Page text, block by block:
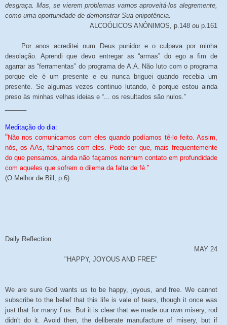
desgraça. Mas, se vierem problemas vamos aproveitá-los alegremente,
como uma oportunidade de demonstrar Sua onipotência.
ALCOÓLICOS ANÔNIMOS, p.148 oup.161
Por anos acreditei num Deus punidor e o culpava por minha
desolação. Aprendi que devo entregar as “armas” do ego a fim de
agarrar as “ferramentas” do programa de A.A. Não luto com o programa
porque ele é um presente e eu nunca briguei quando recebia um
presente. Se algumas vezes continuo lutando, é porque estou ainda
preso às minhas velhas ideias e “... os resultados são nulos.”
Meditação do dia:
“Não nos comunicamos com eles quando podíamos tê-lo feito. Assim,
nós, os AAs, falhamos com eles. Pode ser que, mais frequentemente
do que pensamos, ainda não façamos nenhum contato em profundidade
com aqueles que sofrem o dilema da falta de fé.”
(O Melhor de Bill, p.6)
Daily Reflection
MAY 24
"HAPPY, JOYOUS AND FREE"
We are sure God wants us to be happy, joyous, and free. We cannot
subscribe to the belief that this life is vale of tears, though it once was
just that for many f us. But it is clear that we made our own misery, rod
didn't do it. Avoid then, the deliberate manufacture of misery, but if